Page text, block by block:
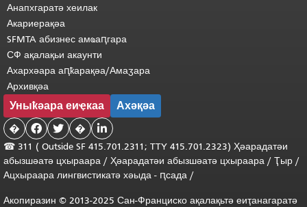
Анапхгаратә хеилак
Акариерақәа
SFMTA абизнес амҩаԥгара
СФ ақалақьи акаунти
Ахархәара аԥҟарақәа/Амаӡара
Архивқәа
Уныҟәара еиҿкаа Ахәқәа
�   � 
☎ 311 ( Outside SF 415.701.2311; TTY 415.701.2323) Ҳәарадатәи
абызшәатә цхыраара / Ҳәарадатәи абызшәатә цхыраара / Ҭыр /
Ацхыраара лингвистикатә хәыда - ԥсада /
Акопиразин © 2013-2025 Сан-Франциско ақалақьтә еиҭанагаратә